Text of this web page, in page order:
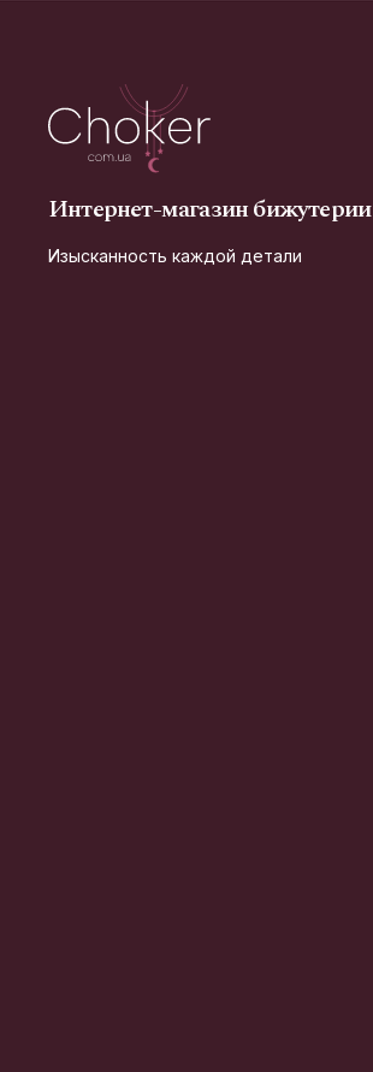
Интернет-магазин бижутерии
Изысканность каждой детали